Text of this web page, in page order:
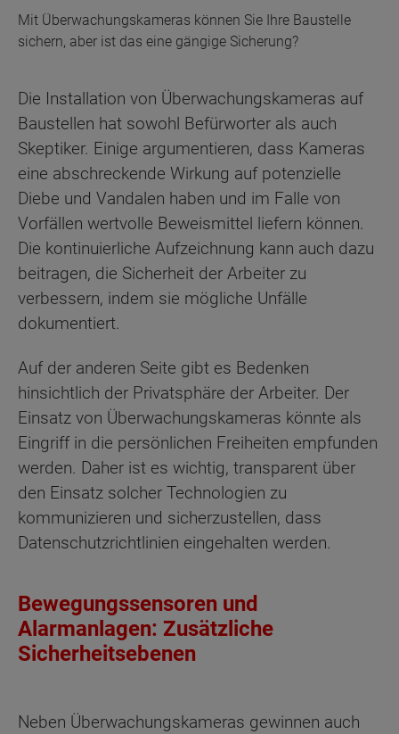
Mit Überwachungskameras können Sie Ihre Baustelle
sichern, aber ist das eine gängige Sicherung?
Die Installation von Überwachungskameras auf
Baustellen hat sowohl Befürworter als auch
Skeptiker. Einige argumentieren, dass Kameras
eine abschreckende Wirkung auf potenzielle
Diebe und Vandalen haben und im Falle von
Vorfällen wertvolle Beweismittel liefern können.
Die kontinuierliche Aufzeichnung kann auch dazu
beitragen, die Sicherheit der Arbeiter zu
verbessern, indem sie mögliche Unfälle
dokumentiert.
Auf der anderen Seite gibt es Bedenken
hinsichtlich der Privatsphäre der Arbeiter. Der
Einsatz von Überwachungskameras könnte als
Eingriff in die persönlichen Freiheiten empfunden
werden. Daher ist es wichtig, transparent über
den Einsatz solcher Technologien zu
kommunizieren und sicherzustellen, dass
Datenschutzrichtlinien eingehalten werden.
Bewegungssensoren und
Alarmanlagen: Zusätzliche
Sicherheitsebenen
Neben Überwachungskameras gewinnen auch